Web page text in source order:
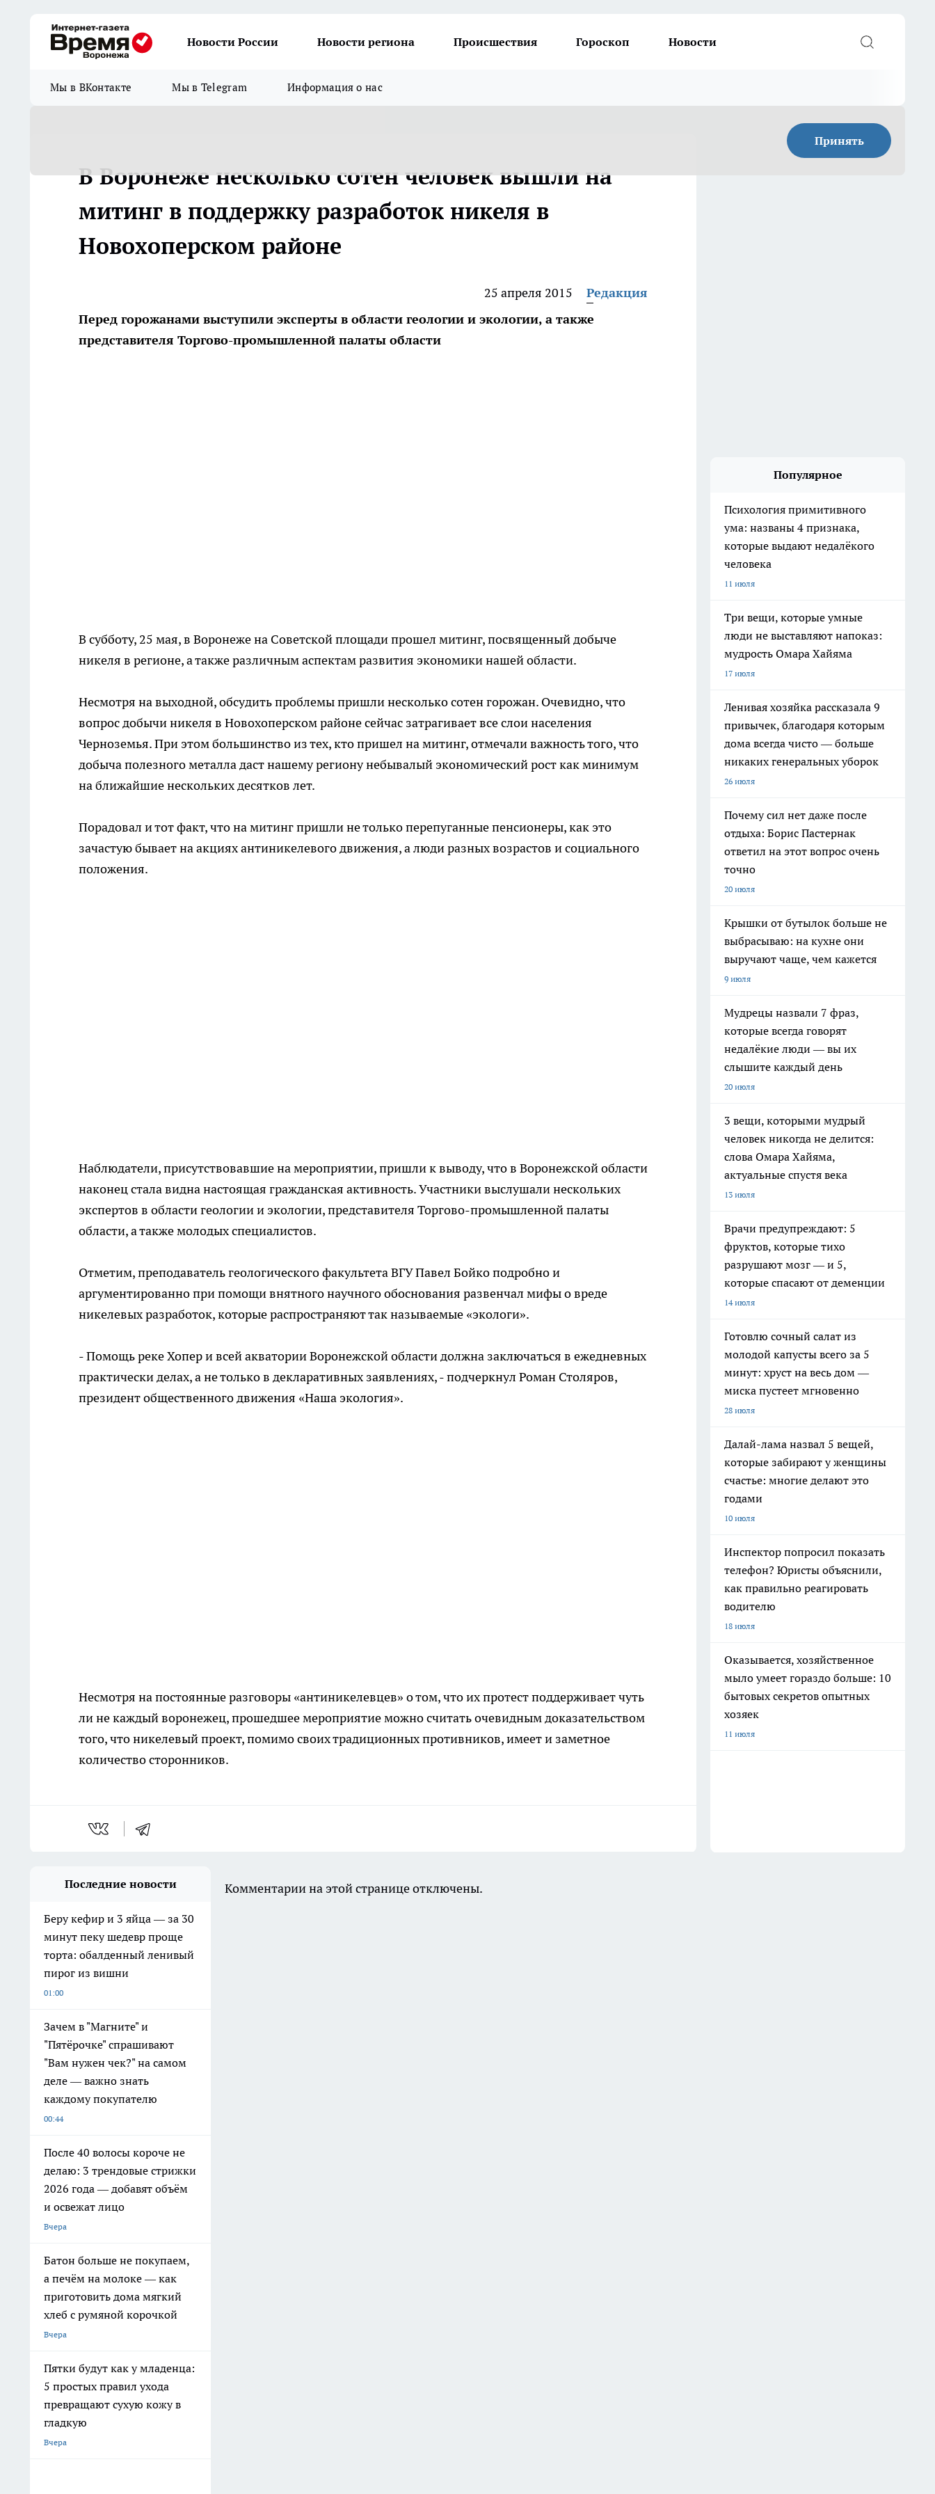
Новости России Новости региона Происшествия Гороскоп Новости
Мы в ВКонтакте Мы в Telegram Информация о нас
Принять
В Воронеже несколько сотен человек вышли на
митинг в поддержку разработок никеля в
Новохоперском районе
25 апреля 2015
Редакция
Перед горожанами выступили эксперты в области геологии и экологии, а также
представителя Торгово-промышленной палаты области
В субботу, 25 мая, в Воронеже на Советской площади прошел митинг, посвященный добыче
никеля в регионе, а также различным аспектам развития экономики нашей области.
Несмотря на выходной, обсудить проблемы пришли несколько сотен горожан. Очевидно, что
вопрос добычи никеля в Новохоперском районе сейчас затрагивает все слои населения
Черноземья. При этом большинство из тех, кто пришел на митинг, отмечали важность того, что
добыча полезного металла даст нашему региону небывалый экономический рост как минимум
на ближайшие нескольких десятков лет.
Порадовал и тот факт, что на митинг пришли не только перепуганные пенсионеры, как это
зачастую бывает на акциях антиникелевого движения, а люди разных возрастов и социального
положения.
Наблюдатели, присутствовавшие на мероприятии, пришли к выводу, что в Воронежской области
наконец стала видна настоящая гражданская активность. Участники выслушали нескольких
экспертов в области геологии и экологии, представителя Торгово-промышленной палаты
области, а также молодых специалистов.
Отметим, преподаватель геологического факультета ВГУ Павел Бойко подробно и
аргументированно при помощи внятного научного обоснования развенчал мифы о вреде
никелевых разработок, которые распространяют так называемые «экологи».
- Помощь реке Хопер и всей акватории Воронежской области должна заключаться в ежедневных
практически делах, а не только в декларативных заявлениях, - подчеркнул Роман Столяров,
президент общественного движения «Наша экология».
Несмотря на постоянные разговоры «антиникелевцев» о том, что их протест поддерживает чуть
ли не каждый воронежец, прошедшее мероприятие можно считать очевидным доказательством
того, что никелевый проект, помимо своих традиционных противников, имеет и заметное
количество сторонников.
Популярное
Психология примитивного
ума: названы 4 признака,
которые выдают недалёкого
человека
11 июля
Три вещи, которые умные
люди не выставляют напоказ:
мудрость Омара Хайяма
17 июля
Ленивая хозяйка рассказала 9
привычек, благодаря которым
дома всегда чисто — больше
никаких генеральных уборок
26 июля
Почему сил нет даже после
отдыха: Борис Пастернак
ответил на этот вопрос очень
точно
20 июля
Крышки от бутылок больше не
выбрасываю: на кухне они
выручают чаще, чем кажется
9 июля
Мудрецы назвали 7 фраз,
которые всегда говорят
недалёкие люди — вы их
слышите каждый день
20 июля
3 вещи, которыми мудрый
человек никогда не делится:
слова Омара Хайяма,
актуальные спустя века
13 июля
Врачи предупреждают: 5
фруктов, которые тихо
разрушают мозг — и 5,
которые спасают от деменции
14 июля
Готовлю сочный салат из
молодой капусты всего за 5
минут: хруст на весь дом —
миска пустеет мгновенно
28 июля
Далай-лама назвал 5 вещей,
которые забирают у женщины
счастье: многие делают это
годами
10 июля
Инспектор попросил показать
телефон? Юристы объяснили,
как правильно реагировать
водителю
18 июля
Оказывается, хозяйственное
мыло умеет гораздо больше: 10
бытовых секретов опытных
хозяек
11 июля
Последние новости
Беру кефир и 3 яйца — за 30
минут пеку шедевр проще
торта: обалденный ленивый
пирог из вишни
01:00
Зачем в "Магните" и
"Пятёрочке" спрашивают
"Вам нужен чек?" на самом
деле — важно знать
каждому покупателю
00:44
После 40 волосы короче не
делаю: 3 трендовые стрижки
2026 года — добавят объём
и освежат лицо
Вчера
Батон больше не покупаем,
а печём на молоке — как
приготовить дома мягкий
хлеб с румяной корочкой
Вчера
Пятки будут как у младенца:
5 простых правил ухода
превращают сухую кожу в
гладкую
Вчера
Комментарии на этой странице отключены.